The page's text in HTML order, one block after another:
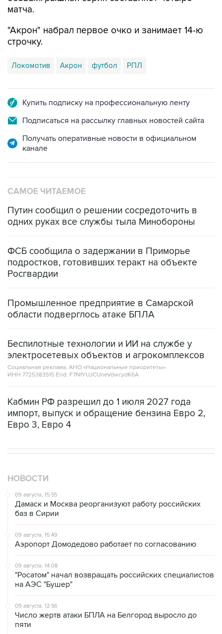
матча.
"Акрон" набрал первое очко и занимает 14-ю
строчку.
Локомотив Акрон футбол РПЛ
Купить подписку на профессиональную ленту
Подписаться на рассылку главных новостей сайта
Получать оперативные новости в официальном
канале
САМОЕ ЧИТАЕМОЕ
Путин сообщил о решении сосредоточить в
одних руках все службы тыла Минобороны
ФСБ сообщила о задержании в Приморье
подростков, готовивших теракт на объекте
Росгвардии
Промышленное предприятие в Самарской
области подверглось атаке БПЛА
Беспилотные технологии и ИИ на службе у
электросетевых объектов и агрокомплексов
Социальная реклама, АНО «Национальные приоритеты».
ИНН 7725383515 Erid: F7NfYUJCUneVdwcydK6A
Кабмин РФ разрешил до 1 июля 2027 года
импорт, выпуск и обращение бензина Евро 2,
Евро 3, Евро 4
НОВОСТИ
09 августа, 15:55
Дамаск и Москва реорганизуют работу российских
баз в Сирии
09 августа, 15:49
Аэропорт Домодедово работает по согласованию
09 августа, 14:08
"Росатом" начал возвращать российских специалистов
на АЭС "Бушер"
09 августа, 12:56
Число жертв атаки БПЛА на Белгород выросло до
пяти